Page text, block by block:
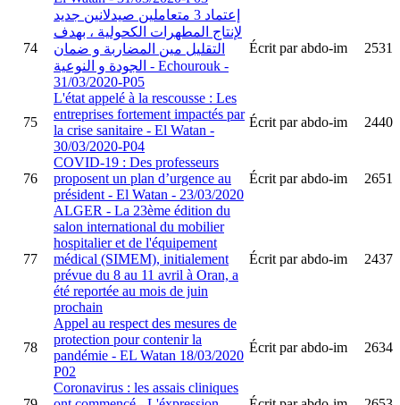
74
إعتماد 3 متعاملين صيدلانين جديد
لإنتاج المطهرات الكحولية ، بهدف
التقليل مين المضاربة و ضمان
الجودة و النوعية - Echourouk -
31/03/2020-P05
Écrit par abdo-im 2531
75
L'état appelé à la rescousse : Les
entreprises fortement impactés par
la crise sanitaire - El Watan -
30/03/2020-P04
Écrit par abdo-im 2440
76
COVID-19 : Des professeurs
proposent un plan d’urgence au
président - El Watan - 23/03/2020
Écrit par abdo-im 2651
77
ALGER - La 23ème édition du
salon international du mobilier
hospitalier et de l'équipement
médical (SIMEM), initialement
prévue du 8 au 11 avril à Oran, a
été reportée au mois de juin
prochain
Écrit par abdo-im 2437
78
Appel au respect des mesures de
protection pour contenir la
pandémie - EL Watan 18/03/2020
P02
Écrit par abdo-im 2634
Coronavirus : les assais cliniques